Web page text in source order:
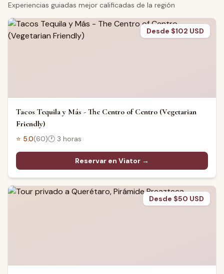
Experiencias guiadas mejor calificadas de la región
Desde $102 USD
Tacos Tequila y Más - The Centro of Centro (Vegetarian
Friendly)
⭐ 5.0(60)🕐 3 horas
Reservar en Viator →
Desde $50 USD